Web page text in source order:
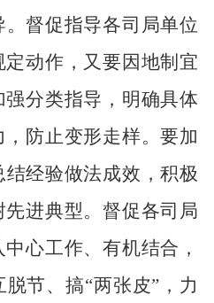
。督促指导各司局单位
动作，又要因地制宜
分类指导，明确具体
防止变形走样。要加
结经验做法成效，积极
进典型。督促各司局
心工作、有机结合，
节、搞“两张皮”，力